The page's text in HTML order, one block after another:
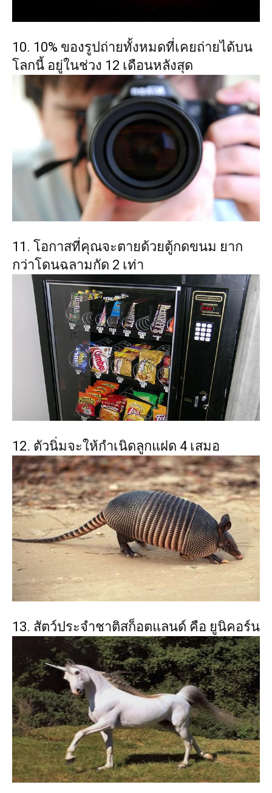
10. 10% ของรูปถ่ายทั้งหมดที่เคยถ่ายได้บน
โลกนี้ อยู่ในช่วง 12 เดือนหลังสุด
11. โอกาสที่คุณจะตายด้วยตู้กดขนม ยาก
กว่าโดนฉลามกัด 2 เท่า
12. ตัวนิ่มจะให้กำเนิดลูกแฝด 4 เสมอ
13. สัตว์ประจำชาติสก็อตแลนด์ คือ ยูนิคอร์น